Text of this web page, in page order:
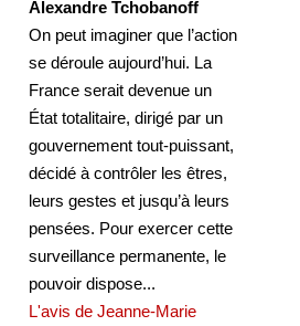
Alexandre Tchobanoff
On peut imaginer que l’action
se déroule aujourd’hui. La
France serait devenue un
État totalitaire, dirigé par un
gouvernement tout-puissant,
décidé à contrôler les êtres,
leurs gestes et jusqu’à leurs
pensées. Pour exercer cette
surveillance permanente, le
pouvoir dispose...
L'avis de Jeanne-Marie